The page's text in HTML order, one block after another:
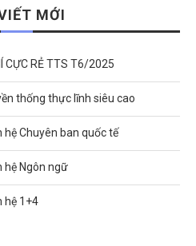
MỚI
CỰC RẺ TTS T6/2025
thống thực lĩnh siêu cao
Chuyên ban quốc tế
hệ Ngôn ngữ
hệ 1+4